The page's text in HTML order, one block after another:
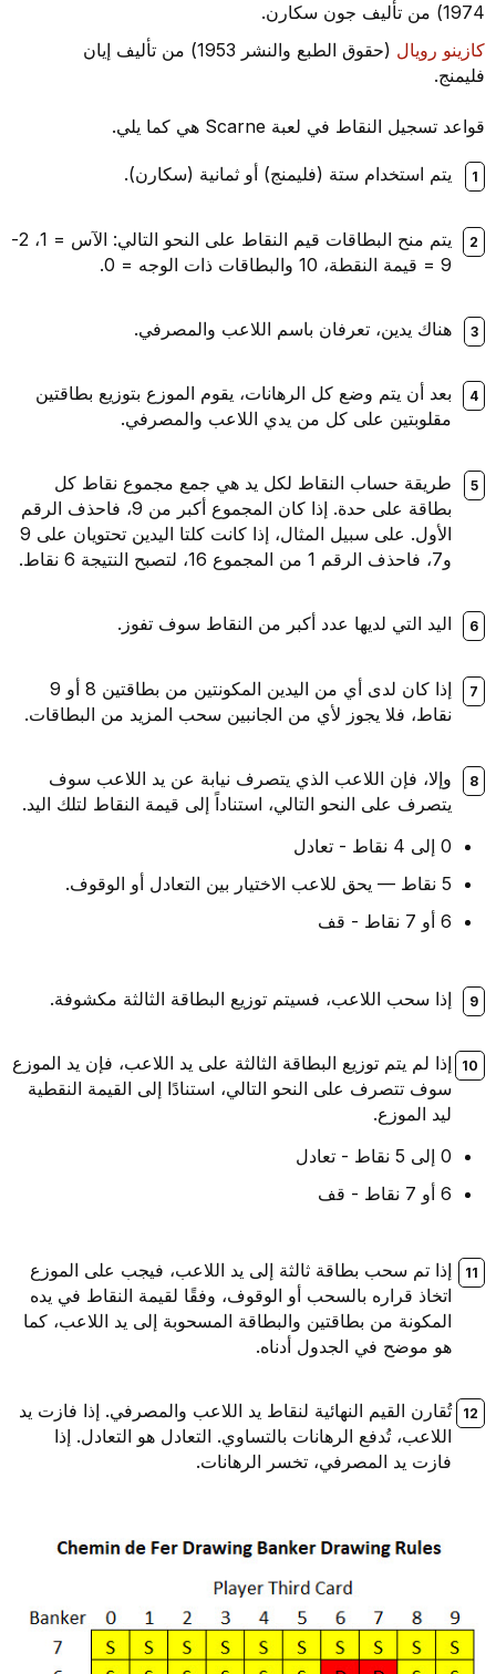
1974) من تأليف جون سكارن.
كازينو رويال
(حقوق الطبع والنشر 1953) من تأليف إيان
فليمنج.
قواعد تسجيل النقاط في لعبة Scarne هي كما يلي.
يتم استخدام ستة (فليمنج) أو ثمانية (سكارن).
يتم منح البطاقات قيم النقاط على النحو التالي: الآس = 1، 2-
9 = قيمة النقطة، 10 والبطاقات ذات الوجه = 0.
هناك يدين، تعرفان باسم اللاعب والمصرفي.
بعد أن يتم وضع كل الرهانات، يقوم الموزع بتوزيع بطاقتين
مقلوبتين على كل من يدي اللاعب والمصرفي.
طريقة حساب النقاط لكل يد هي جمع مجموع نقاط كل
بطاقة على حدة. إذا كان المجموع أكبر من 9، فاحذف الرقم
الأول. على سبيل المثال، إذا كانت كلتا اليدين تحتويان على 9
اليد التي لديها عدد أكبر من النقاط سوف تفوز.
إذا كان لدى أي من اليدين المكونتين من بطاقتين 8 أو 9
نقاط، فلا يجوز لأي من الجانبين سحب المزيد من البطاقات.
وإلا، فإن اللاعب الذي يتصرف نيابة عن يد اللاعب سوف
يتصرف على النحو التالي، استناداً إلى قيمة النقاط لتلك اليد.
0 إلى 4 نقاط - تعادل
6 أو 7 نقاط - قف
إذا سحب اللاعب، فسيتم توزيع البطاقة الثالثة مكشوفة.
إذا لم يتم توزيع البطاقة الثالثة على يد اللاعب، فإن يد الموزع
سوف تتصرف على النحو التالي، استنادًا إلى القيمة النقطية
ليد الموزع.
0 إلى 5 نقاط - تعادل
6 أو 7 نقاط - قف
إذا تم سحب بطاقة ثالثة إلى يد اللاعب، فيجب على الموزع
اتخاذ قراره بالسحب أو الوقوف، وفقًا لقيمة النقاط في يده
المكونة من بطاقتين والبطاقة المسحوبة إلى يد اللاعب، كما
هو موضح في الجدول أدناه.
تُقارن القيم النهائية لنقاط يد اللاعب والمصرفي. إذا فازت يد
اللاعب، تُدفع الرهانات بالتساوي. التعادل هو التعادل. إذا
فازت يد المصرفي، تخسر الرهانات.